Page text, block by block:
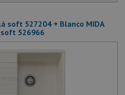
soft 527204 + Blanco MIDA
526966